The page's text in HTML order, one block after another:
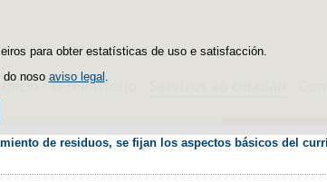
para obter estatísticas de uso e satisfacción.
do noso aviso legal
Inicio O ministerio
de residuos, se fijan los aspectos básicos del